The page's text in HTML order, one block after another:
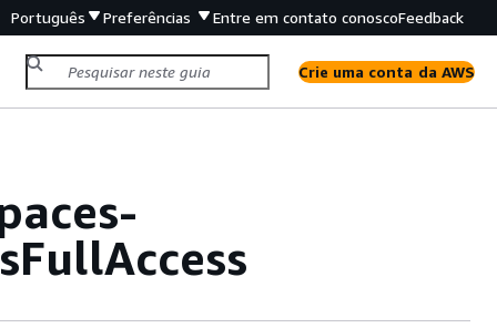
Português Preferências Entre em contato conoscoFeedback
Crie uma conta da AWS